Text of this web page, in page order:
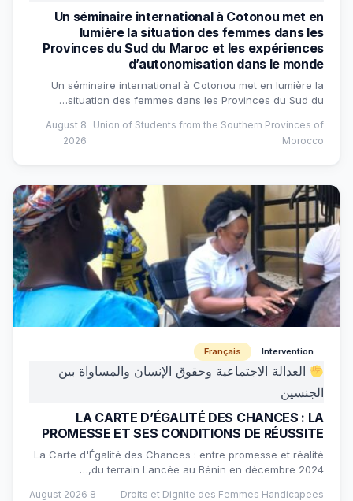
Un séminaire international à Cotonou met en
lumière la situation des femmes dans les
Provinces du Sud du Maroc et les expériences
d’autonomisation dans le monde
Un séminaire international à Cotonou met en lumière la
situation des femmes dans les Provinces du Sud du…
Union of Students from the Southern Provinces of
Morocco
8 August
2026
Intervention
Français
العدالة الاجتماعية وحقوق الإنسان والمساواة بين
الجنسين
LA CARTE D’ÉGALITÉ DES CHANCES : LA
PROMESSE ET SES CONDITIONS DE RÉUSSITE
La Carte d'Égalité des Chances : entre promesse et réalité
du terrain Lancée au Bénin en décembre 2024,…
Droits et Dignite des Femmes Handicapees
8 August 2026